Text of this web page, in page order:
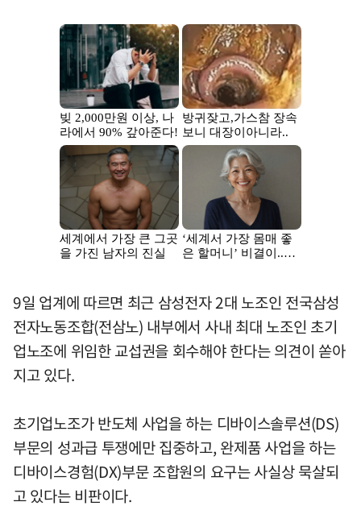
9일 업계에 따르면 최근 삼성전자 2대 노조인 전국삼성
전자노동조합(전삼노) 내부에서 사내 최대 노조인 초기
업노조에 위임한 교섭권을 회수해야 한다는 의견이 쏟아
지고 있다.
초기업노조가 반도체 사업을 하는 디바이스솔루션(DS)
부문의 성과급 투쟁에만 집중하고, 완제품 사업을 하는
디바이스경험(DX)부문 조합원의 요구는 사실상 묵살되
고 있다는 비판이다.